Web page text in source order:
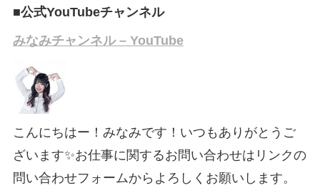
■公式YouTubeチャンネル
みなみチャンネル – YouTube
こんにちはー！みなみです！いつもありがとうご
ざいます✨お仕事に関するお問い合わせはリンクの
問い合わせフォームからよろしくお願いします。